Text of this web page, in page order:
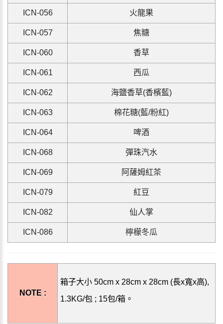
ICN-056 火龍果
ICN-057 焦糖
ICN-060 香草
ICN-061 西瓜
ICN-062 海鹽香草(香檳藍)
ICN-063 棉花糖(藍/粉紅)
ICN-064 啤酒
ICN-068 彈珠汽水
ICN-069 阿薩姆紅茶
ICN-079 紅豆
ICN-082 仙人掌
ICN-086 檸檬冬瓜
NOTE :
箱子大小 50cm x 28cm x 28cm (長x寬x高),
1.3KG/包 ; 15包/箱。